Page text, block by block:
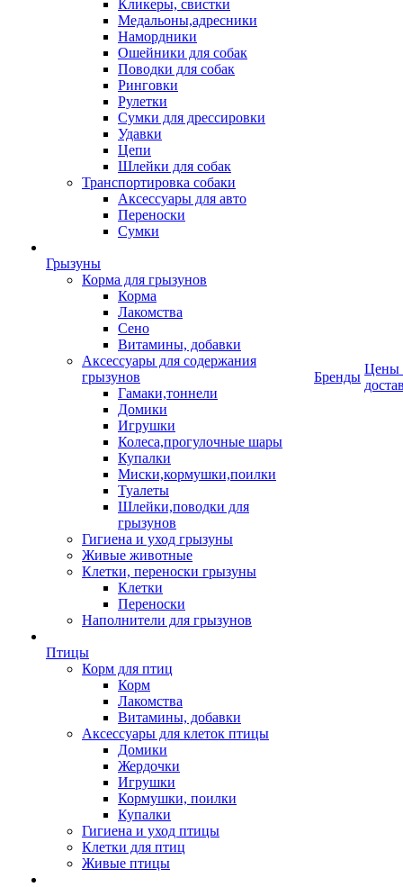
Кликеры, свистки
Медальоны,адресники
Намордники
Ошейники для собак
Поводки для собак
Ринговки
Рулетки
Сумки для дрессировки
Удавки
Цепи
Шлейки для собак
Транспортировка собаки
Аксессуары для авто
Переноски
Сумки
Грызуны
Корма для грызунов
Корма
Лакомства
Сено
Витамины, добавки
Аксессуары для содержания
грызунов
Гамаки,тоннели
Домики
Игрушки
Колеса,прогулочные шары
Купалки
Миски,кормушки,поилки
Туалеты
Шлейки,поводки для
грызунов
Гигиена и уход грызуны
Живые животные
Клетки, переноски грызуны
Клетки
Переноски
Наполнители для грызунов
Птицы
Корм для птиц
Корм
Лакомства
Витамины, добавки
Аксессуары для клеток птицы
Домики
Жердочки
Игрушки
Кормушки, поилки
Купалки
Гигиена и уход птицы
Клетки для птиц
Живые птицы
Бренды
Цены